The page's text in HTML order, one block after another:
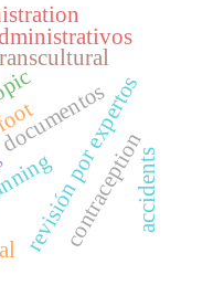
revisión por expertos
contraceptionaccidents